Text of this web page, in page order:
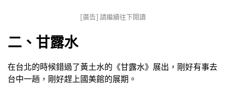
[廣告] 請繼續往下閱讀
二、甘露水
在台北的時候錯過了黃土水的《甘露水》展出，剛好有事去
台中一趟，剛好趕上國美館的展期。